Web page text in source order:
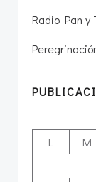
Radio Pan y
L
M